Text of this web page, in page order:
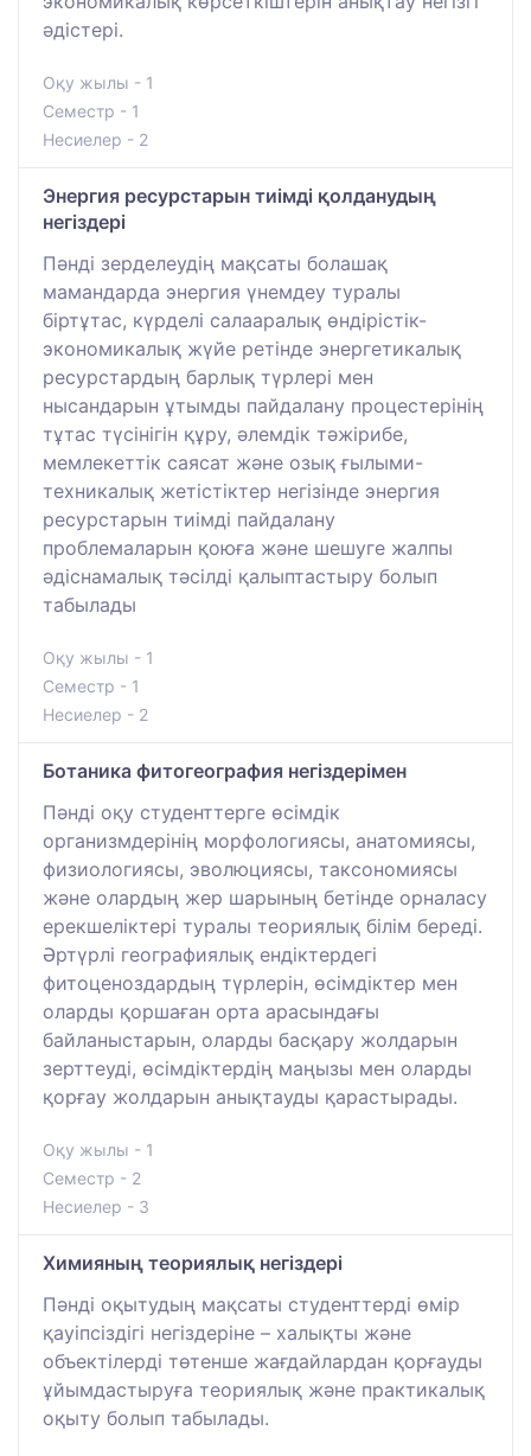
әдістері.
Оқу жылы - 1
Семестр - 1
Несиелер - 2
Энергия ресурстарын тиімді қолданудың
негіздері
Пәнді зерделеудің мақсаты болашақ
мамандарда энергия үнемдеу туралы
біртұтас, күрделі салааралық өндірістік-
экономикалық жүйе ретінде энергетикалық
ресурстардың барлық түрлері мен
нысандарын ұтымды пайдалану процестерінің
тұтас түсінігін құру, әлемдік тәжірибе,
мемлекеттік саясат және озық ғылыми-
техникалық жетістіктер негізінде энергия
ресурстарын тиімді пайдалану
проблемаларын қоюға және шешуге жалпы
әдіснамалық тәсілді қалыптастыру болып
табылады
Оқу жылы - 1
Семестр - 1
Несиелер - 2
Ботаника фитогеография негіздерімен
Пәнді оқу студенттерге өсімдік
организмдерінің морфологиясы, анатомиясы,
физиологиясы, эволюциясы, таксономиясы
және олардың жер шарының бетінде орналасу
ерекшеліктері туралы теориялық білім береді.
Әртүрлі географиялық ендіктердегі
фитоценоздардың түрлерін, өсімдіктер мен
оларды қоршаған орта арасындағы
байланыстарын, оларды басқару жолдарын
зерттеуді, өсімдіктердің маңызы мен оларды
қорғау жолдарын анықтауды қарастырады.
Оқу жылы - 1
Семестр - 2
Несиелер - 3
Химияның теориялық негіздері
Пәнді оқытудың мақсаты студенттерді өмір
қауіпсіздігі негіздеріне – халықты және
объектілерді төтенше жағдайлардан қорғауды
ұйымдастыруға теориялық және практикалық
оқыту болып табылады.